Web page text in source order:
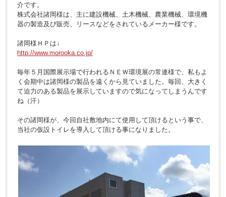
介です。
株式会社諸岡様は、主に建設機械、土木機械、農業機械、環境機
器の製造及び販売、リースなどをされているメーカー様です。
諸岡様ＨＰは↓
http://www.morooka.co.jp/
毎年５月国際展示場で行われるＮＥＷ環境展の常連様で、私もよ
く会期中は諸岡様の製品を遠くから見ていました。毎回、大きく
て迫力のある製品を展示していますので気になってしまうんです
ね（汗）
その諸岡様が、今回自社敷地内にて使用して頂けるという事で、
当社の仮設トイレを導入して頂ける事になりました。